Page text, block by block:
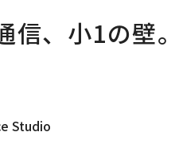
信、小1の壁
Studio